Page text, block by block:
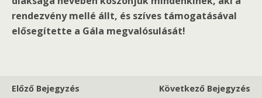
rendezvény mellé állt, és szíves támogatásával
elősegítette a Gála megvalósulását!
Előző Bejegyzés
Következő Bejegyzés